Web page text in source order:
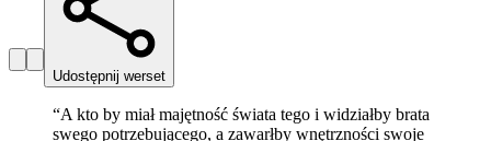
Udostępnij werset
“A kto by miał majętność świata tego i widziałby brata
swego potrzebującego, a zawarłby wnętrzności swoje